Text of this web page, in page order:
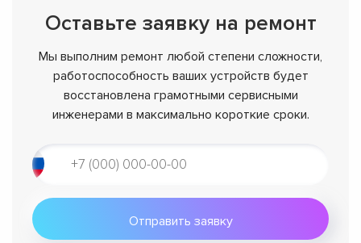
Оставьте заявку на ремонт
Мы выполним ремонт любой степени сложности,
работоспособность ваших устройств будет
восстановлена грамотными сервисными
инженерами в максимально короткие сроки.